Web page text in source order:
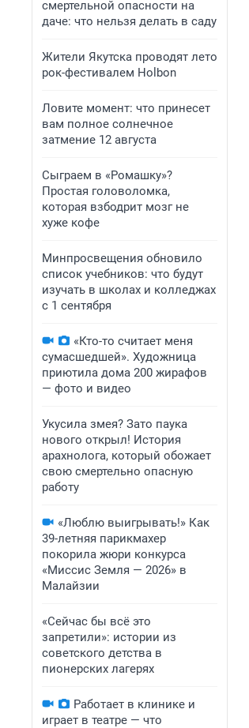
смертельной опасности на
даче: что нельзя делать в саду
Жители Якутска проводят лето
рок-фестивалем Holbon
Ловите момент: что принесет
вам полное солнечное
затмение 12 августа
Сыграем в «Ромашку»?
Простая головоломка,
которая взбодрит мозг не
хуже кофе
Минпросвещения обновило
список учебников: что будут
изучать в школах и колледжах
с 1 сентября
«Кто-то считает меня
сумасшедшей». Художница
приютила дома 200 жирафов
— фото и видео
Укусила змея? Зато паука
нового открыл! История
арахнолога, который обожает
свою смертельно опасную
работу
«Люблю выигрывать!» Как
39-летняя парикмахер
покорила жюри конкурса
«Миссис Земля — 2026» в
Малайзии
«Сейчас бы всё это
запретили»: истории из
советского детства в
пионерских лагерях
Работает в клинике и
играет в театре — что